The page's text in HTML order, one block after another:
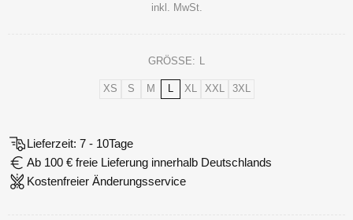
inkl. MwSt.
GRÖSSE:
XS S M L XL XXL 3XL
Lieferzeit: 7 - 10Tage
Ab 100 € freie Lieferung innerhalb Deutschlands
Kostenfreier Änderungsservice